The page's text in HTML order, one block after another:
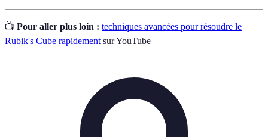
📺 Pour aller plus loin : techniques avancées pour résoudre le
Rubik's Cube rapidementsur YouTube